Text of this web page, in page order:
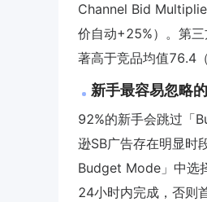
Channel Bid
价自动+25%）。第
著高于竞品均值76.4（
新手最容易忽略
92%的新手会跳过「
逊SB广告存在明显时
Budget Mode」中选
24小时内完成，否则